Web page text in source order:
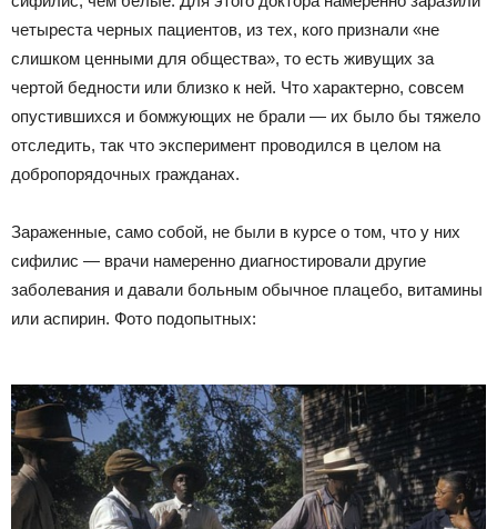
четыреста черных пациентов, из тех, кого признали «не
слишком ценными для общества», то есть живущих за
чертой бедности или близко к ней. Что характерно, совсем
опустившихся и бомжующих не брали — их было бы тяжело
отследить, так что эксперимент проводился в целом на
добропорядочных гражданах.
Зараженные, само собой, не были в курсе о том, что у них
сифилис — врачи намеренно диагностировали другие
заболевания и давали больным обычное плацебо, витамины
или аспирин. Фото подопытных: